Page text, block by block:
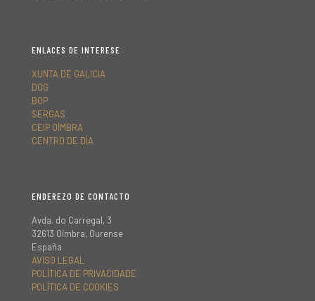
ENLACES DE INTERESE
XUNTA DE GALICIA
DOG
BOP
SERGAS
CEIP OÍMBRA
CENTRO DE DÍA
ENDEREZO DE CONTACTO
Avda. do Carregal, 3
32613 Oímbra, Ourense
España
AVISO LEGAL
POLÍTICA DE PRIVACIDADE
POLÍTICA DE COOKIES